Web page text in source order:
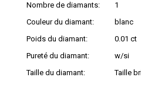
Nombre de diamants:
1
Couleur du diamant:
blanc
Poids du diamant:
0.01 ct
Pureté du diamant:
w/si
Taille du diamant:
Taille